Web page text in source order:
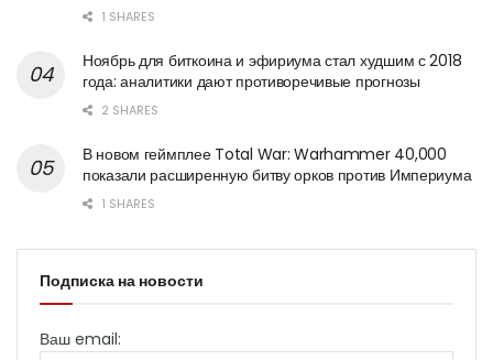
1 SHARES
Ноябрь для биткоина и эфириума стал худшим с 2018
года: аналитики дают противоречивые прогнозы
2 SHARES
В новом геймплее Total War: Warhammer 40,000
показали расширенную битву орков против Империума
1 SHARES
Подписка на новости
Ваш email: